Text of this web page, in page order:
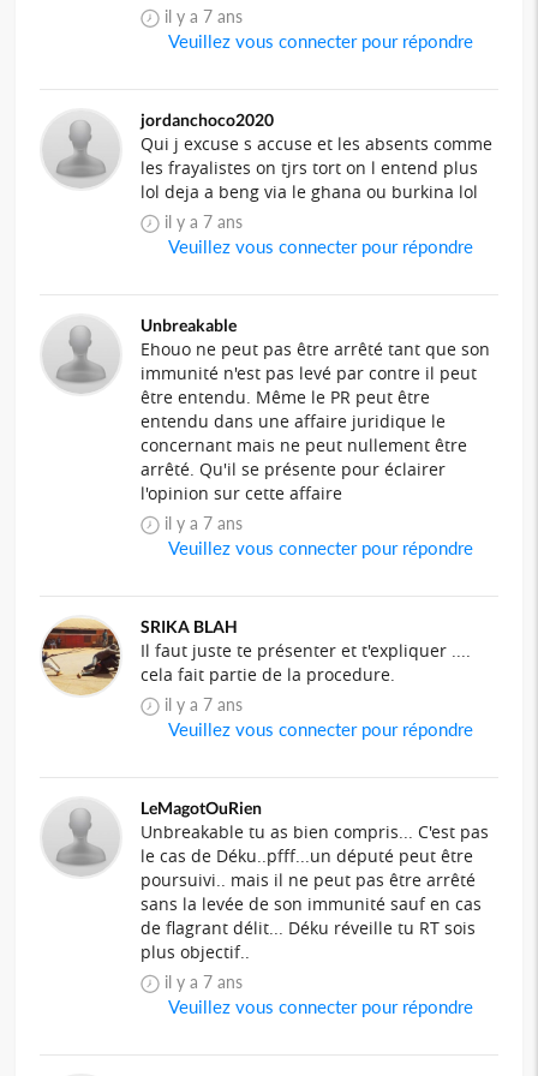
il y a 7 ans
Veuillez vous connecter pour répondre
jordanchoco2020
Qui j excuse s accuse et les absents comme
les frayalistes on tjrs tort on l entend plus
lol deja a beng via le ghana ou burkina lol
il y a 7 ans
Veuillez vous connecter pour répondre
Unbreakable
Ehouo ne peut pas être arrêté tant que son
immunité n'est pas levé par contre il peut
être entendu. Même le PR peut être
entendu dans une affaire juridique le
concernant mais ne peut nullement être
arrêté. Qu'il se présente pour éclairer
l'opinion sur cette affaire
il y a 7 ans
Veuillez vous connecter pour répondre
SRIKA BLAH
Il faut juste te présenter et t'expliquer ....
cela fait partie de la procedure.
il y a 7 ans
Veuillez vous connecter pour répondre
LeMagotOuRien
Unbreakable tu as bien compris... C'est pas
le cas de Déku..pfff...un député peut être
poursuivi.. mais il ne peut pas être arrêté
sans la levée de son immunité sauf en cas
de flagrant délit... Déku réveille tu RT sois
plus objectif..
il y a 7 ans
Veuillez vous connecter pour répondre